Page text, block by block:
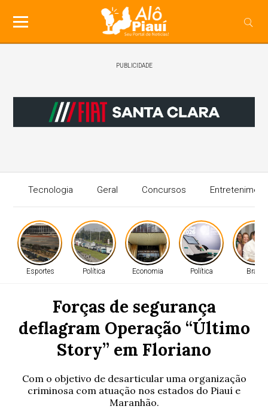
PUBLICIDADE
Tecnologia Geral Concursos
Esportes Política Economia Política Brasil
Forças de segurança
deflagram Operação “Último
Story” em Floriano
Com o objetivo de desarticular uma organização
criminosa com atuação nos estados do Piauí e
Maranhão.